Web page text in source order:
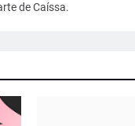
de Caíssa.